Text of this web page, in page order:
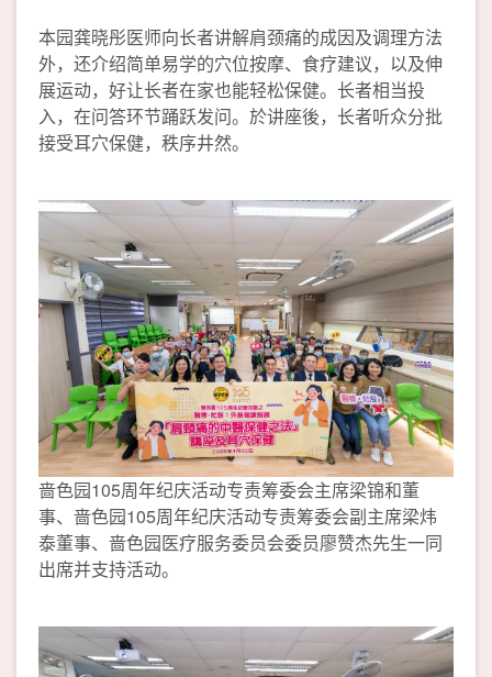
本园龚晓彤医师向长者讲解肩颈痛的成因及调理方法
外，还介绍简单易学的穴位按摩、食疗建议，以及伸
展运动，好让长者在家也能轻松保健。长者相当投
入，在问答环节踊跃发问。於讲座後，长者听众分批
接受耳穴保健，秩序井然。
啬色园105周年纪庆活动专责筹委会主席梁锦和董
事、啬色园105周年纪庆活动专责筹委会副主席梁炜
泰董事、啬色园医疗服务委员会委员廖赞杰先生一同
出席并支持活动。